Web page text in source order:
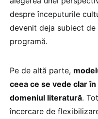
despre începuturile
devenit deja subiect
programă.
Pe de altă parte,
ceea ce se vede clar
domeniul literatură.
încercare de